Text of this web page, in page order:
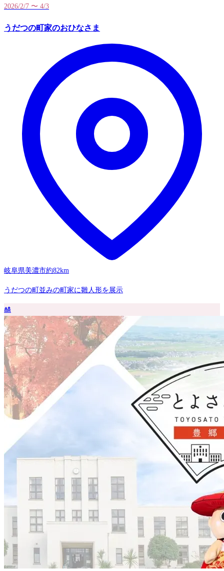
2026/2/7 〜 4/3
うだつの町家のおひなさま
岐阜県美濃市約82km
うだつの町並みの町家に雛人形を展示
🎎